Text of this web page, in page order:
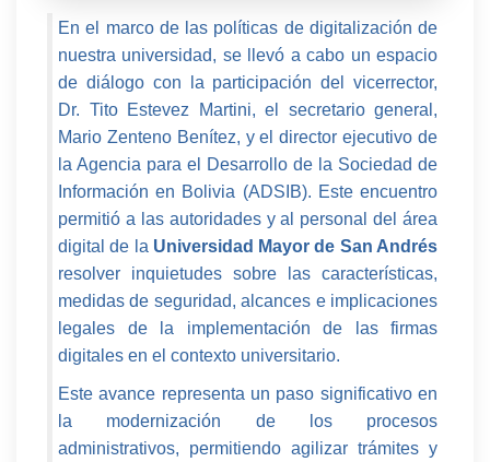
En el marco de las políticas de digitalización de
nuestra universidad, se llevó a cabo un espacio
de diálogo con la participación del vicerrector,
Dr. Tito Estevez Martini, el secretario general,
Mario Zenteno Benítez, y el director ejecutivo de
la Agencia para el Desarrollo de la Sociedad de
Información en Bolivia (ADSIB). Este encuentro
permitió a las autoridades y al personal del área
digital de la Universidad Mayor de San Andrés
resolver inquietudes sobre las características,
medidas de seguridad, alcances e implicaciones
legales de la implementación de las firmas
digitales en el contexto universitario.
Este avance representa un paso significativo en
la modernización de los procesos
administrativos, permitiendo agilizar trámites y